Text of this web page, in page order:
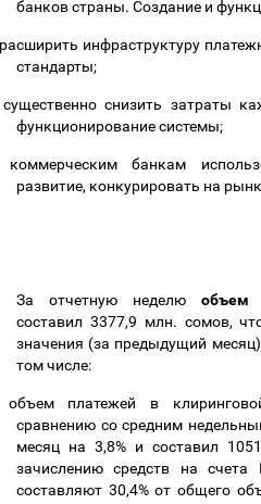
банков страны. Создание и
инфраструктуру
стандарты;
существенно снизить затраты
функционирование системы;
коммерческим банкам
развитие, конкурировать на
За отчетную неделю объем
составил 3377,9 млн. сомов,
значения (за предыдущий
том числе:
объем платежей в
сравнению со средним
месяц на 3,8% и составил
зачислению средств на счета
составляют 30,4% от общего